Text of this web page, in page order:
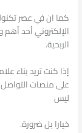
كما ان في عصر
الإلكتروني أحد
الربحية.
إذا كنت تريد بناء
على منصات التواصل
ليس
خيارا بل ضرورة.